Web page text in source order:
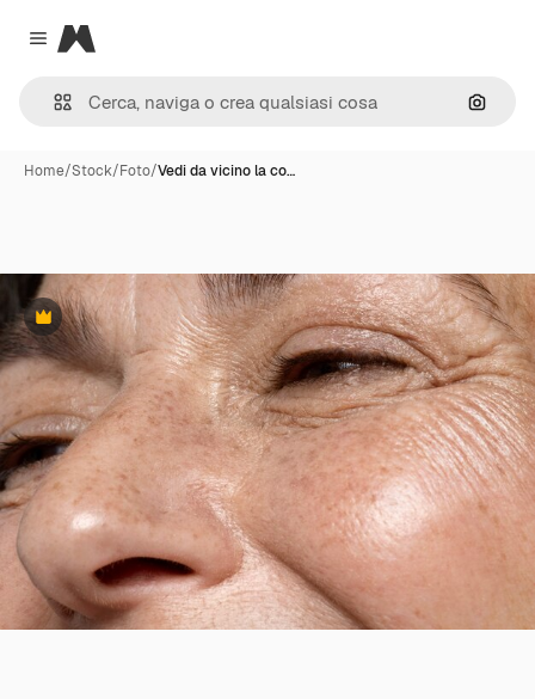
Close menu
Magnific
Cerca
Home/Stock/Foto/Vedi da vicino la co…
Premium